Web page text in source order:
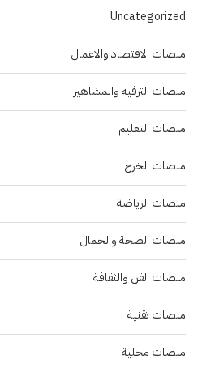
Uncategorized
منصات الاقتصاد والاعمال
منصات الترفيه والمشاهير
منصات التعليم
منصات الخرج
منصات الرياضة
منصات الصحة والجمال
منصات الفن والثقافة
منصات تقنية
منصات محلية